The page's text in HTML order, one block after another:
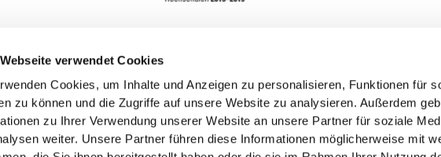
verwendet Cookies
Cookies, um Inhalte und Anzeigen zu personalisieren, Funktionen für
zu können und die Zugriffe auf unsere Website zu analysieren. Außerdem
zu Ihrer Verwendung unserer Website an unsere Partner für soziale
weiter. Unsere Partner führen diese Informationen möglicherweise mit